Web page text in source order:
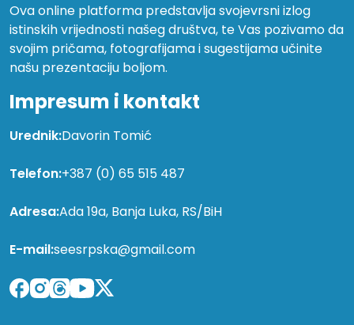
Ova online platforma predstavlja svojevrsni izlog
istinskih vrijednosti našeg društva, te Vas pozivamo da
svojim pričama, fotografijama i sugestijama učinite
našu prezentaciju boljom.
Impresum i kontakt
Urednik:Davorin Tomić
Telefon:+387 (0) 65 515 487
Adresa:Ada 19a, Banja Luka, RS/BiH
E-mail:seesrpska@gmail.com